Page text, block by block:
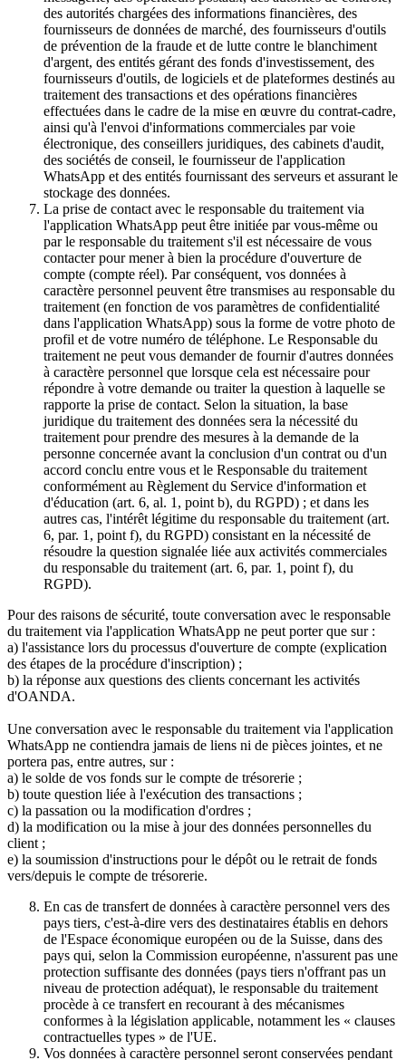
des autorités chargées des informations financières, des
fournisseurs de données de marché, des fournisseurs d'outils
de prévention de la fraude et de lutte contre le blanchiment
d'argent, des entités gérant des fonds d'investissement, des
fournisseurs d'outils, de logiciels et de plateformes destinés au
traitement des transactions et des opérations financières
effectuées dans le cadre de la mise en œuvre du contrat-cadre,
ainsi qu'à l'envoi d'informations commerciales par voie
électronique, des conseillers juridiques, des cabinets d'audit,
des sociétés de conseil, le fournisseur de l'application
WhatsApp et des entités fournissant des serveurs et assurant le
stockage des données.
La prise de contact avec le responsable du traitement via
l'application WhatsApp peut être initiée par vous-même ou
par le responsable du traitement s'il est nécessaire de vous
contacter pour mener à bien la procédure d'ouverture de
compte (compte réel). Par conséquent, vos données à
caractère personnel peuvent être transmises au responsable du
traitement (en fonction de vos paramètres de confidentialité
dans l'application WhatsApp) sous la forme de votre photo de
profil et de votre numéro de téléphone. Le Responsable du
traitement ne peut vous demander de fournir d'autres données
à caractère personnel que lorsque cela est nécessaire pour
répondre à votre demande ou traiter la question à laquelle se
rapporte la prise de contact. Selon la situation, la base
juridique du traitement des données sera la nécessité du
traitement pour prendre des mesures à la demande de la
personne concernée avant la conclusion d'un contrat ou d'un
accord conclu entre vous et le Responsable du traitement
conformément au Règlement du Service d'information et
d'éducation (art. 6, al. 1, point b), du RGPD) ; et dans les
autres cas, l'intérêt légitime du responsable du traitement (art.
6, par. 1, point f), du RGPD) consistant en la nécessité de
résoudre la question signalée liée aux activités commerciales
du responsable du traitement (art. 6, par. 1, point f), du
RGPD).
Pour des raisons de sécurité, toute conversation avec le responsable
du traitement via l'application WhatsApp ne peut porter que sur :
a) l'assistance lors du processus d'ouverture de compte (explication
des étapes de la procédure d'inscription) ;
b) la réponse aux questions des clients concernant les activités
d'OANDA.
Une conversation avec le responsable du traitement via l'application
WhatsApp ne contiendra jamais de liens ni de pièces jointes, et ne
portera pas, entre autres, sur :
a) le solde de vos fonds sur le compte de trésorerie ;
b) toute question liée à l'exécution des transactions ;
c) la passation ou la modification d'ordres ;
d) la modification ou la mise à jour des données personnelles du
client ;
e) la soumission d'instructions pour le dépôt ou le retrait de fonds
vers/depuis le compte de trésorerie.
En cas de transfert de données à caractère personnel vers des
pays tiers, c'est-à-dire vers des destinataires établis en dehors
de l'Espace économique européen ou de la Suisse, dans des
pays qui, selon la Commission européenne, n'assurent pas une
protection suffisante des données (pays tiers n'offrant pas un
niveau de protection adéquat), le responsable du traitement
procède à ce transfert en recourant à des mécanismes
conformes à la législation applicable, notamment les « clauses
contractuelles types » de l'UE.
Vos données à caractère personnel seront conservées pendant